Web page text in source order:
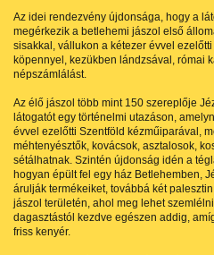
Az idei rendezvény újdonsága, hogy a
megérkezik a betlehemi jászol első
sisakkal, vállukon a kétezer évvel
köpennyel, kezükben lándzsával, római
népszámlálást.
Az élő jászol több mint 150 szereplője
látogatót egy történelmi utazáson,
évvel ezelőtti Szentföld kézműiparával,
méhtenyésztők, kovácsok, asztalosok,
sétálhatnak. Szintén újdonság idén a
hogyan épült fel egy ház Betlehemben,
árulják termékeiket, továbbá két
jászol területén, ahol meg lehet
dagasztástól kezdve egészen addig,
friss kenyér.